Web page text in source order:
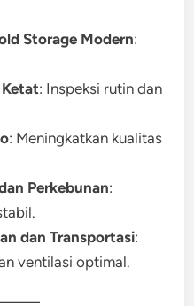
Storage Modern:
Ketat: Inspeksi rutin dan
: Meningkatkan kualitas
Perkebunan:
dan Transportasi:
ventilasi optimal.